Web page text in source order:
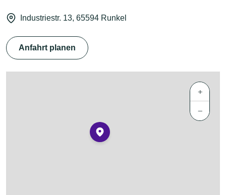
Industriestr. 13, 65594 Runkel
Anfahrt planen
+
−